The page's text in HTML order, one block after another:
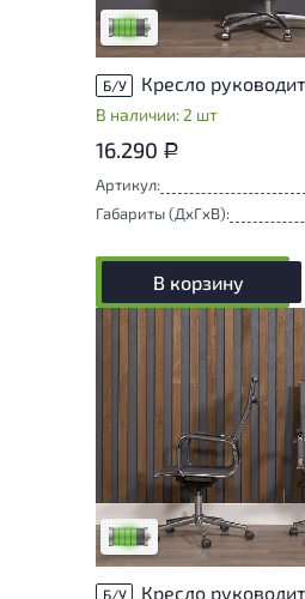
Низкая степень износа
Б/У
В наличии: 2 шт
16.290 Р
Артикул:
Габариты (ДxГxВ):
В корзину
У товара присутствуют
следы эксплуатации, не
удобство его использования
Низкая степень износа
Б/У